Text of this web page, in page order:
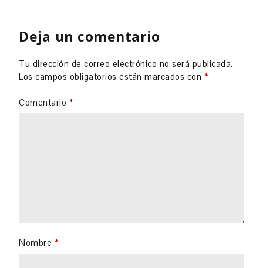
Deja un comentario
Tu dirección de correo electrónico no será publicada.
Los campos obligatorios están marcados con *
Comentario *
Nombre *